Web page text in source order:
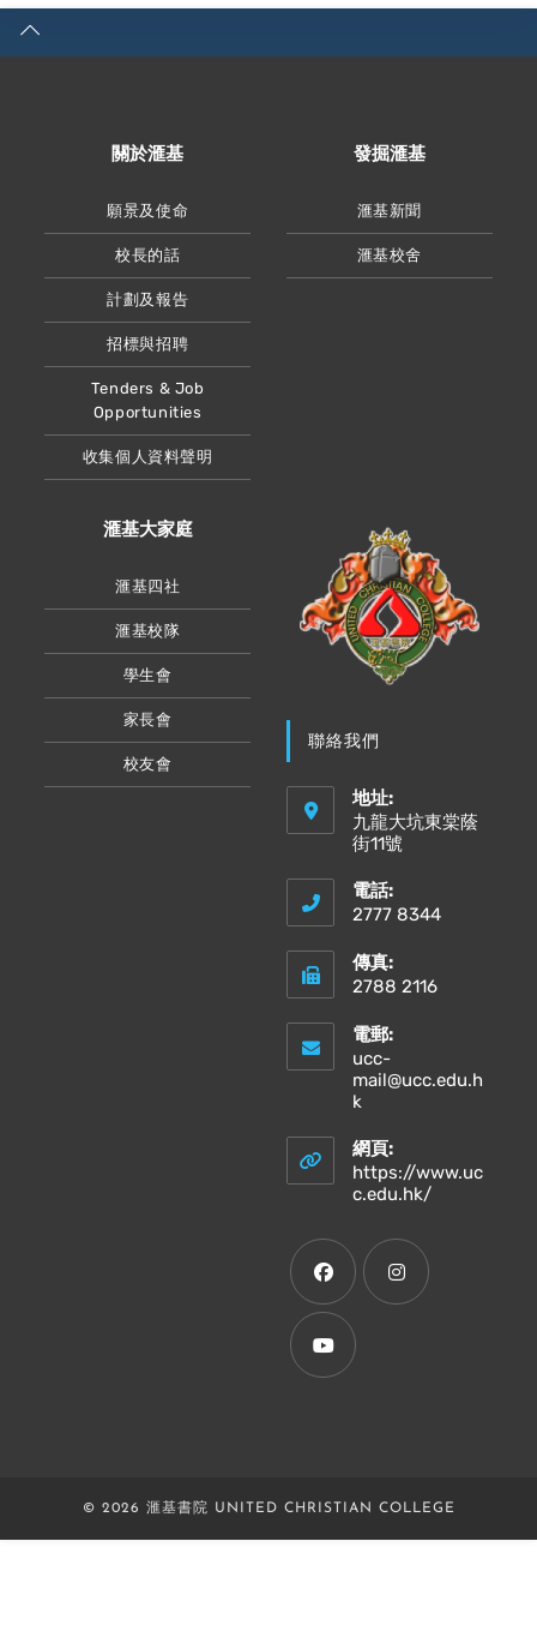
關於滙基
願景及使命
校長的話
計劃及報告
招標與招聘
Tenders & Job
Opportunities
收集個人資料聲明
發掘滙基
滙基新聞
滙基校舍
滙基大家庭
滙基四社
滙基校隊
學生會
家長會
校友會
聯絡我們
地址:
九龍大坑東棠蔭
街11號
電話:
2777 8344
傳真:
2788 2116
電郵:
ucc-
mail@ucc.edu.h
k
your
application
網頁:
https://www.uc
c.edu.hk/Opens
Opens
in
tab
© 2026 滙基書院 UNITED CHRISTIAN COLLEGE